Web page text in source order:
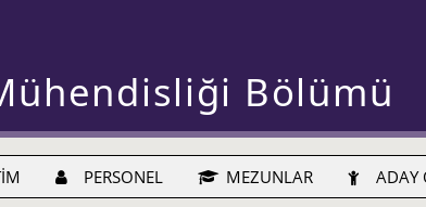
Bölümü
PERSONEL MEZUNLAR ADAY